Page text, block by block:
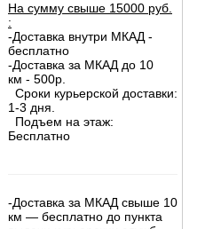
На сумму свыше 15000 руб.
:
-Доставка внутри МКАД -
бесплатно
-Доставка за МКАД до 10
км - 500р.
Сроки курьерской доставки:
1-3 дня.
Подъем на этаж:
Бесплатно
-Доставка за МКАД свыше 10
км — бесплатно до пункта